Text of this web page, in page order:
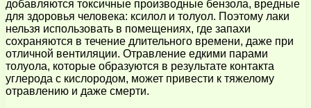
добавляются токсичные производные бензола, вредные
для здоровья человека: ксилол и толуол. Поэтому лаки
нельзя использовать в помещениях, где запахи
сохраняются в течение длительного времени, даже при
отличной вентиляции. Отравление едкими парами
толуола, которые образуются в результате контакта
углерода с кислородом, может привести к тяжелому
отравлению и даже смерти.